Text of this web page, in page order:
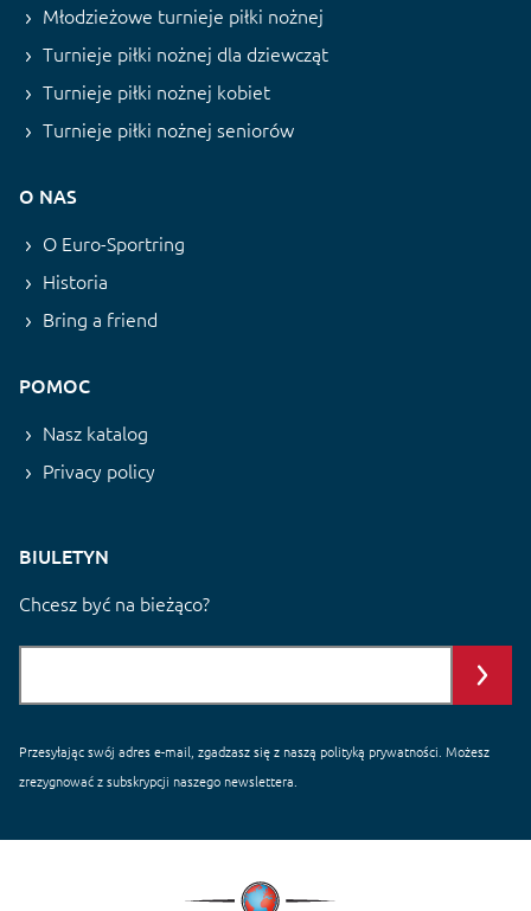
Młodzieżowe turnieje piłki nożnej
Turnieje piłki nożnej dla dziewcząt
Turnieje piłki nożnej kobiet
Turnieje piłki nożnej seniorów
O NAS
O Euro-Sportring
Historia
Bring a friend
POMOC
Nasz katalog
Privacy policy
BIULETYN
Chcesz być na bieżąco?
Przesyłając swój adres e-mail, zgadzasz się z naszą polityką prywatności . Możesz
zrezygnować z subskrypcji naszego newslettera.